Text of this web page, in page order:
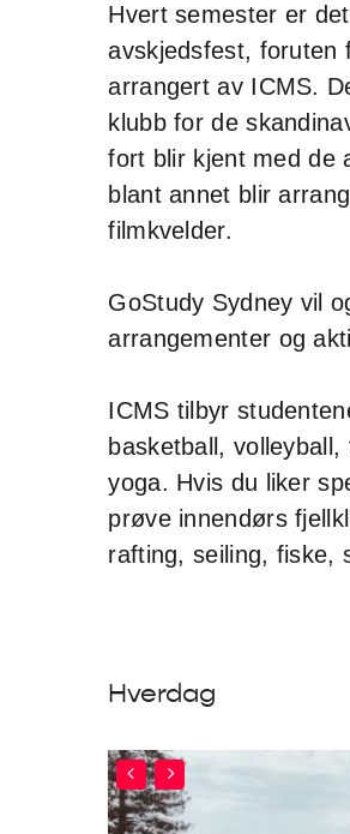
Hvert semester er
avskjedsfest, foruten
arrangert av ICMS.
klubb for de
fort blir kjent med de
blant annet blir
filmkvelder.
GoStudy Sydney vil
arrangementer og
ICMS tilbyr
basketball,
yoga. Hvis du liker
prøve innendørs
rafting, seiling, fiske,
Hverdag